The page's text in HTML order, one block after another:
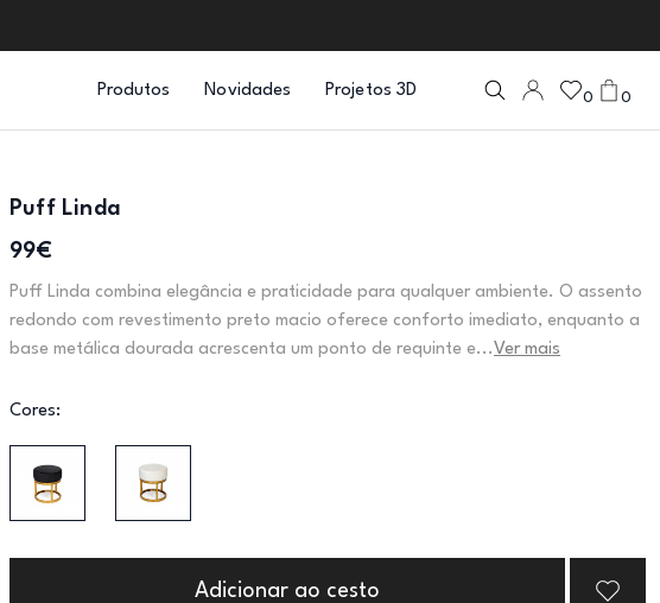
Produtos Novidades Projetos 3D 0 0
Puff Linda
99€
Puff Linda combina elegância e praticidade para qualquer ambiente. O assento
redondo com revestimento preto macio oferece conforto imediato, enquanto a
base metálica dourada acrescenta um ponto de requinte e... Ver mais
Cores:
Adicionar ao cesto